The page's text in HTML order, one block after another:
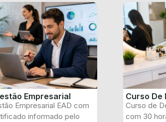
Empresarial
Empresarial EAD com
informado pelo
Curso De
Curso de
com 30